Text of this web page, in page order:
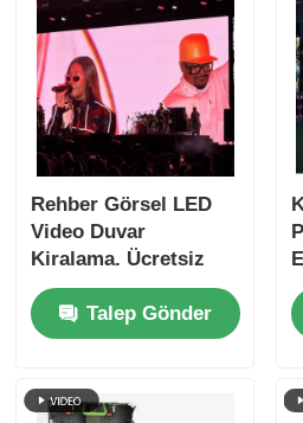
Rehber Görsel LED
Video Duvar
Kiralama. Ücretsiz
Teknik Destek ve
Küresel Nakliye
Talep Gönder